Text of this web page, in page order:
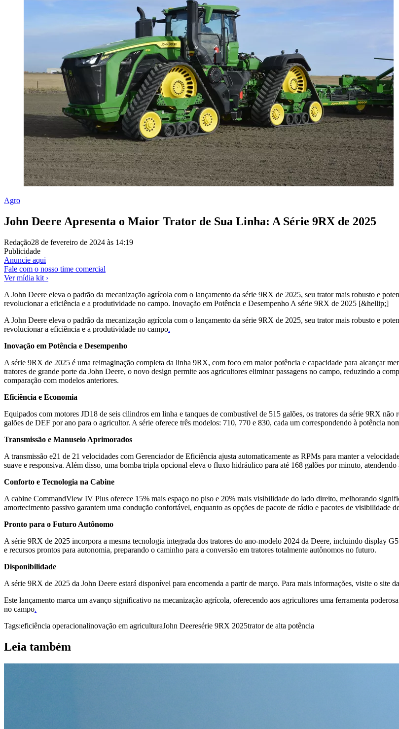
Agro
John Deere Apresenta o Maior Trator de Sua Linha: A Série 9RX de 2025
Redação28 de fevereiro de 2024 às 14:19
Publicidade
Anuncie aqui
Fale com o nosso time comercial
Ver mídia kit ›
A John Deere eleva o padrão da mecanização agrícola com o lançamento da série 9RX de 2025, seu trator mais robusto e
revolucionar a eficiência e a produtividade no campo. Inovação em Potência e Desempenho A série 9RX de 2025 [&hellip;]
A John Deere eleva o padrão da mecanização agrícola com o lançamento da série 9RX de 2025, seu trator mais robusto e
revolucionar a eficiência e a produtividade no campo.
Inovação em Potência e Desempenho
A série 9RX de 2025 é uma reimaginação completa da linha 9RX, com foco em maior potência e capacidade para alcançar
tratores de grande porte da John Deere, o novo design permite aos agricultores eliminar passagens no campo, reduzindo a
comparação com modelos anteriores.
Eficiência e Economia
Equipados com motores JD18 de seis cilindros em linha e tanques de combustível de 515 galões, os tratores da série 9RX
galões de DEF por ano para o agricultor. A série oferece três modelos: 710, 770 e 830, cada um correspondendo à potência
Transmissão e Manuseio Aprimorados
A transmissão e21 de 21 velocidades com Gerenciador de Eficiência ajusta automaticamente as RPMs para manter a
suave e responsiva. Além disso, uma bomba tripla opcional eleva o fluxo hidráulico para até 168 galões por minuto,
Conforto e Tecnologia na Cabine
A cabine CommandView IV Plus oferece 15% mais espaço no piso e 20% mais visibilidade do lado direito, melhorando
amortecimento passivo garantem uma condução confortável, enquanto as opções de pacote de rádio e pacotes de visibilidade
Pronto para o Futuro Autônomo
A série 9RX de 2025 incorpora a mesma tecnologia integrada dos tratores do ano-modelo 2024 da Deere, incluindo display
e recursos prontos para autonomia, preparando o caminho para a conversão em tratores totalmente autônomos no futuro.
Disponibilidade
A série 9RX de 2025 da John Deere estará disponível para encomenda a partir de março. Para mais informações, visite o site
Este lançamento marca um avanço significativo na mecanização agrícola, oferecendo aos agricultores uma ferramenta
no campo.
Tags:eficiência operacionalinovação em agriculturaJohn Deeresérie 9RX 2025trator de alta potência
Leia também